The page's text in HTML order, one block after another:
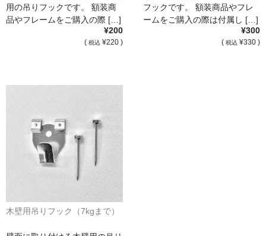
用の吊りフックです。 額装商
品やフレームをご購入の際 […]
¥200
( 税込 ¥220 )
フックです。 額装商品やフレ
ームをご購入の際は付属し […]
¥300
( 税込 ¥330 )
木壁用吊りフック（7kgまで）